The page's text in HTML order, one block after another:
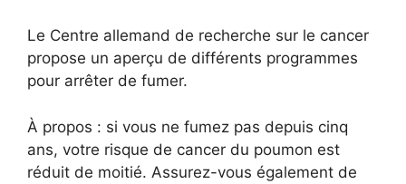
Le Centre allemand de recherche sur le cancer
propose un aperçu de différents programmes
pour arrêter de fumer.
À propos : si vous ne fumez pas depuis cinq
ans, votre risque de cancer du poumon est
réduit de moitié. Assurez-vous également de